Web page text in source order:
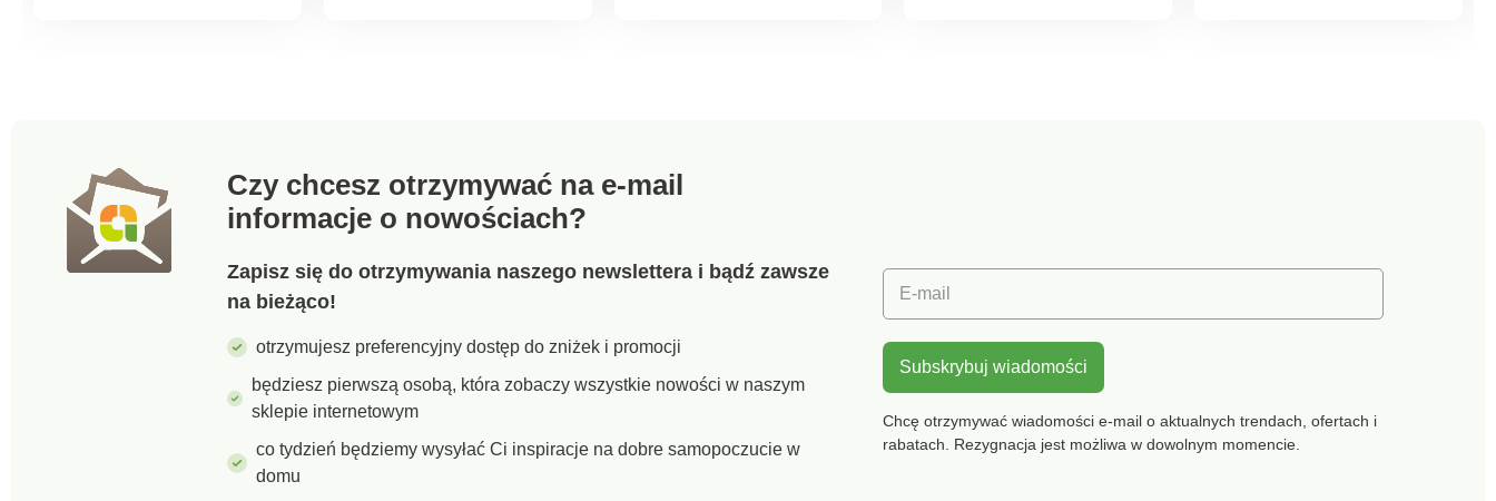
Czy chcesz otrzymywać na e-mail
informacje o nowościach?
Zapisz się do otrzymywania naszego newslettera i bądź zawsze
na bieżąco!
otrzymujesz preferencyjny dostęp do zniżek i promocji
będziesz pierwszą osobą, która zobaczy wszystkie nowości w naszym
sklepie internetowym
co tydzień będziemy wysyłać Ci inspiracje na dobre samopoczucie w
domu
E-mail
Subskrybuj wiadomości
Chcę otrzymywać wiadomości e-mail o aktualnych trendach, ofertach i
rabatach. Rezygnacja jest możliwa w dowolnym momencie.